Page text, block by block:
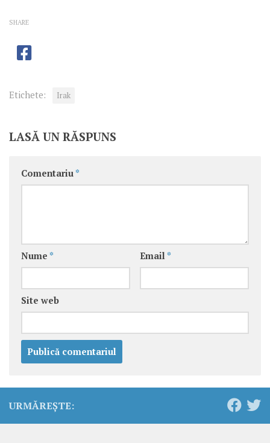
SHARE
Etichete: Irak
LASĂ UN RĂSPUNS
Comentariu *
Nume * Email *
Site web
URMĂREȘTE: